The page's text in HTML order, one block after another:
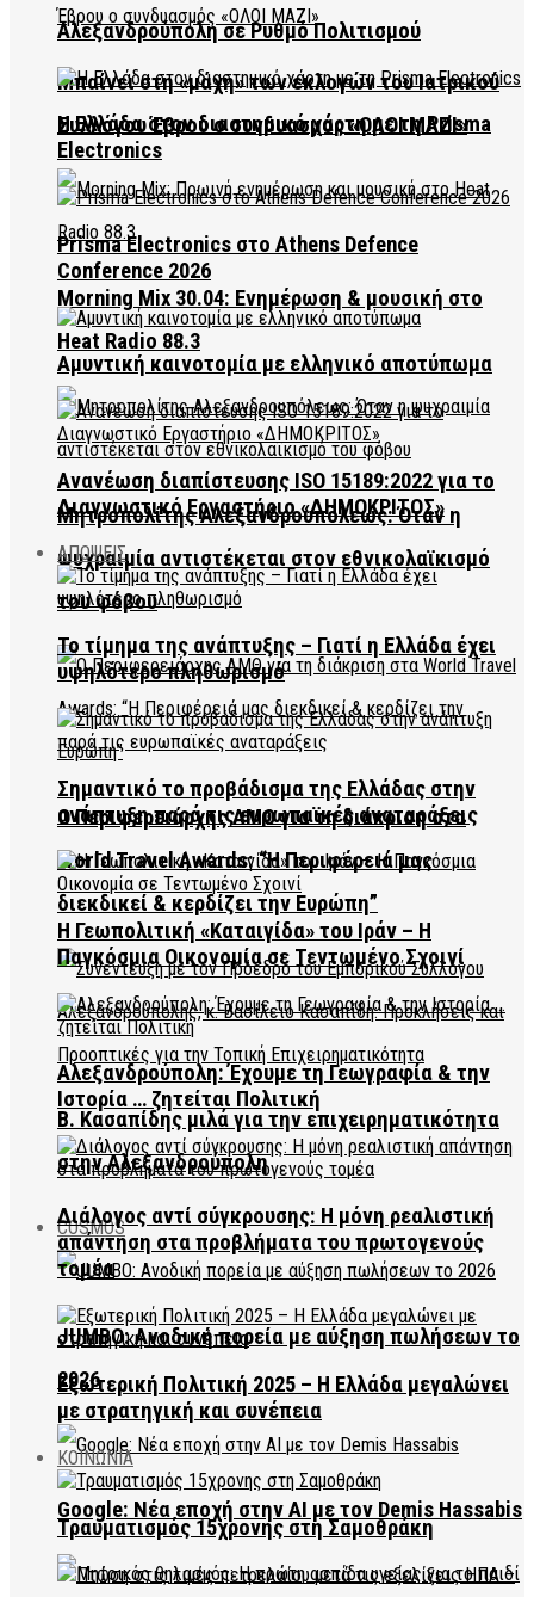
Μπαίνει στη «μάχη» των εκλογών του Ιατρικού
Συλλόγου Έβρου ο συνδυασμός «ΟΛΟΙ ΜΑΖΙ»
Morning Mix 30.04: Ενημέρωση & μουσική στο
Heat Radio 88.3
Μητροπολίτης Αλεξανδρουπόλεως: Όταν η
ψυχραιμία αντιστέκεται στον εθνικολαϊκισμό
του φόβου
Ο Περιφερειάρχης ΑΜΘ για τη διάκριση στα
World Travel Awards: “Η Περιφέρειά μας
διεκδικεί & κερδίζει την Ευρώπη”
Β. Κασαπίδης μιλά για την επιχειρηματικότητα
στην Αλεξανδρούπολη
COSMOS
JUMBO: Ανοδική πορεία με αύξηση πωλήσεων το
2026
Google: Νέα εποχή στην AI με τον Demis Hassabis
Αλεξανδρούπολη σε Ρυθμό Πολιτισμού
Η Ελλάδα στον διαστημικό χάρτη με τη Prisma
Electronics
Prisma Electronics στο Athens Defence
Conference 2026
Αμυντική καινοτομία με ελληνικό αποτύπωμα
Ανανέωση διαπίστευσης ISO 15189:2022 για το
Διαγνωστικό Εργαστήριο «ΔΗΜΟΚΡΙΤΟΣ»
ΑΠΟΨΕΙΣ
Το τίμημα της ανάπτυξης – Γιατί η Ελλάδα έχει
υψηλότερο πληθωρισμό
Σημαντικό το προβάδισμα της Ελλάδας στην
ανάπτυξη παρά τις ευρωπαϊκές αναταράξεις
Η Γεωπολιτική «Καταιγίδα» του Ιράν – Η
Παγκόσμια Οικονομία σε Τεντωμένο Σχοινί
Αλεξανδρούπολη: Έχουμε τη Γεωγραφία & την
Ιστορία … ζητείται Πολιτική
Διάλογος αντί σύγκρουσης: Η μόνη ρεαλιστική
απάντηση στα προβλήματα του πρωτογενούς
τομέα
Εξωτερική Πολιτική 2025 – Η Ελλάδα μεγαλώνει
με στρατηγική και συνέπεια
ΚΟΙΝΩΝΙΑ
Τραυματισμός 15χρονης στη Σαμοθράκη